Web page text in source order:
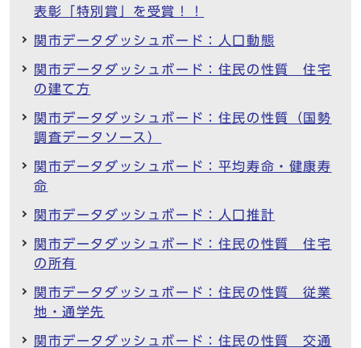
表彰「特別賞」を受賞！！
関市データダッシュボード：人口動態
関市データダッシュボード：住民の性質 住宅
の建て方
関市データダッシュボード：住民の性質（国勢
調査データソース）
関市データダッシュボード：平均寿命・健康寿
命
関市データダッシュボード：人口推計
関市データダッシュボード：住民の性質 住宅
の所有
関市データダッシュボード：住民の性質 従業
地・通学先
関市データダッシュボード：住民の性質 交通